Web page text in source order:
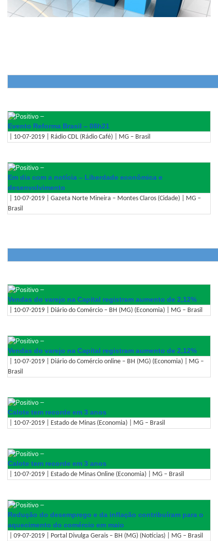
–
Evento Reforma Brasil – 08h21
| 10-07-2019 | Rádio CDL (Rádio Café) | MG – Brasil
–
Em dia com a notícia – Liberdade econômica e
desenvolvimento
| 10-07-2019 | Gazeta Norte Mineira – Montes Claros (Cidade) | MG –
Brasil
–
Vendas do varejo na Capital registram aumento de 2,12%
| 10-07-2019 | Diário do Comércio – BH (MG) (Economia) | MG – Brasil
–
Vendas do varejo na Capital registram aumento de 2,12%
| 10-07-2019 | Diário do Comércio online – BH (MG) (Economia) | MG –
Brasil
–
Calote tem recorde em 3 anos
| 10-07-2019 | Estado de Minas (Economia) | MG – Brasil
–
Calote tem recorde em 3 anos
| 10-07-2019 | Estado de Minas Online (Economia) | MG – Brasil
–
Redução do desemprego e da inflação contribuíram para o
aquecimento do comércio em maio
| 09-07-2019 | Portal Divulga Gerais – BH (MG) (Notícias) | MG – Brasil